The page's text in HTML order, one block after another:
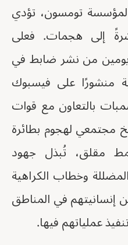
تومسون، تؤدي
إلى هجمات. فعلى
من نشر ضابط في
منشورًا على فيسبوك
بالتعاون مع قوات
مجتمعي لهجوم بطائرة
مقلق، تُبذل جهود
وخطاب الكراهية
إنسانيتهم في المناطق
عملياتهم فيها.